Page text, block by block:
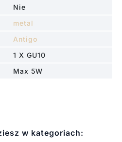
Nie
metal
Antigo
1 X GU10
Max 5W
w kategoriach: